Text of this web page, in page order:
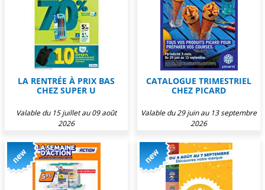
LA RENTRÉE À PRIX BAS
CHEZ SUPER U
Valable du 15 juillet au 09 août
2026
CATALOGUE TRIMESTRIEL
CHEZ PICARD
Valable du 29 juin au 13 septembre
2026